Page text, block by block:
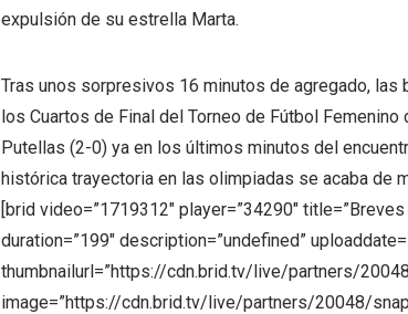
expulsión de su estrella Marta.
Tras unos sorpresivos 16 minutos de agregado,
los Cuartos de Final del Torneo de Fútbol
Putellas (2-0) ya en los últimos minutos del
histórica trayectoria en las olimpiadas se acaba de
[brid video=”1719312″ player=”34290″
duration=”199″ description=”undefined”
thumbnailurl=”https://cdn.brid.tv/live/partners/
image=”https://cdn.brid.tv/live/partners/20048/